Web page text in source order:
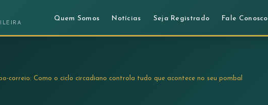
Quem Somos Notícias Seja Registrado Fale Conosco
correio: Como o ciclo circadiano controla tudo que acontece no seu pombal